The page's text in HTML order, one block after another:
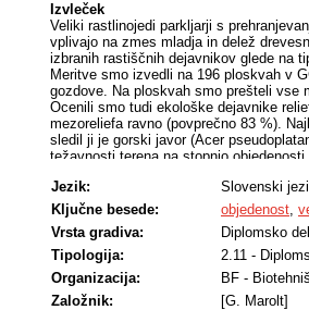
Izvleček
Veliki rastlinojedi parkljarji s
vplivajo na zmes mladja in delež
izbranih rastiščnih dejavnikov glede na
Meritve smo izvedli na 196 ploskvah v
gozdove. Na ploskvah smo prešteli vse
Ocenili smo tudi ekološke dejavnike
mezoreliefa ravno (povprečno 83 %).
sledil ji je gorski javor (Acer
težavnosti terena na stopnjo
objedanjem ni bila enoznačna.
30 m razdalje, najvišje objedanje smo
objedanju pri boljši preglednosti, kar je
Jezik:
Slovenski
Ključne besede:
objedenost,
Vrsta gradiva:
Diplomsko
Tipologija:
2.11 -
Organizacija:
BF -
Založnik:
[G. Marolt]